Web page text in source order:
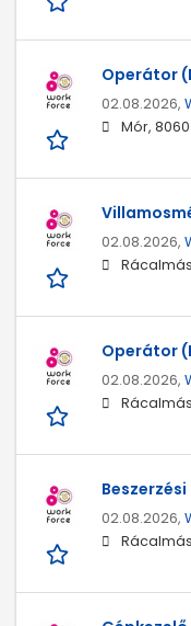
Operátor
02.08.2026,
Mór,
02.08.2026,
Operátor
02.08.2026,
02.08.2026,